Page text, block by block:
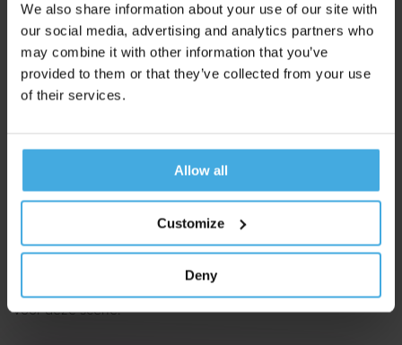
We also share information about your use of our site with
our social media, advertising and analytics partners who
may combine it with other information that you’ve
provided to them or that they’ve collected from your use
of their services.
Allow all
Customize
Deny
In de eerste vier scènes zien we dat er eigenlijk weinig
storyboard naar de commercial.
Het eerste shot wordt in beide versies mild ontvangen in de
hersenen. Wanneer het meisje een slok neemt, zien we in
de animatic het verlangen wat stijgen, maar in de commercial
persoon van voren aan te kijken, en dit is dus ook het advies
voor deze scene!